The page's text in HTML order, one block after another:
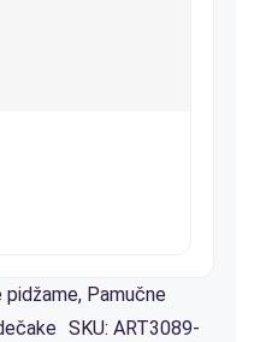
pidžame, Pamučne
SKU: ART3089-